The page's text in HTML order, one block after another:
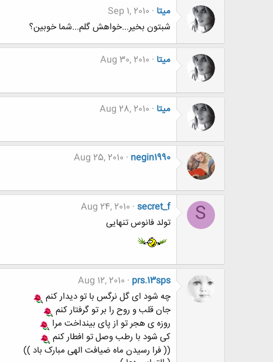
میتا Sep 1, 2010
شبتون بخیر...خواهش گلم...شما خوبین؟
میتا Aug 30, 2010
میتا Aug 28, 2010
negin1990
Aug 25, 2010
S
secret_f
Aug 24, 2010
تولد فانوس تنهایی
prs.13sps
Aug 12, 2010
چه شود ای گل نرگس با تو دیدار کنم
جان قلب و روح را بر تو گرفتار کنم
روزه ی هجر تو از پای بینداخت مرا
کی شود با رطب وصل تو افطار کنم
(( فرا رسیدن ماه ضیافت الهی مبارک باد ))